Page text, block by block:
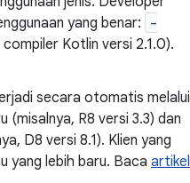
yang benar:
-
Kotlin versi 2.1.0).
secara otomatis melalui
(misalnya, R8 versi 3.3) dan
D8 versi 8.1). Klien yang
yang lebih baru. Baca artikel